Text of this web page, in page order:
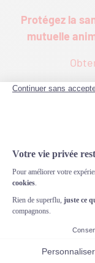
Protégez la
mutuelle
chien :
garantie
frais vétérinaires